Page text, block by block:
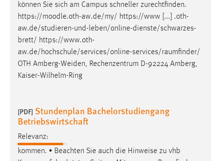
können Sie sich am Campus schneller zurechtfinden.
https://moodle.oth-aw.de/my/ https://www [...] .oth-
aw.de/studieren-und-leben/online-dienste/schwarzes-
brett/ https://www.oth-
aw.de/hochschule/services/online-services/raumfinder/
OTH Amberg-Weiden, Rechenzentrum D-92224 Amberg,
Kaiser-Wilhelm-Ring
[PDF] Stundenplan Bachelorstudiengang
Betriebswirtschaft
Relevanz:
kommen. • Beachten Sie auch die Hinweise zu vhb
Facebook Pixel
Name:
_fbp
Anbieter:
Facebook
Cookie Laufzeit:
3 Monate